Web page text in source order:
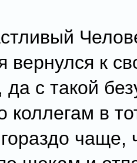
вернулся к
да с такой
коллегам в